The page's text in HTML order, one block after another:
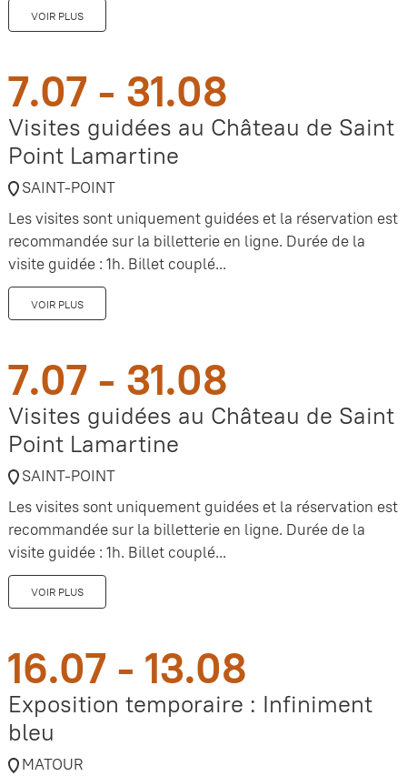
VOIR PLUS
7.07 - 31.08
Visites guidées au Château de Saint
Point Lamartine
SAINT-POINT
Les visites sont uniquement guidées et la réservation est
recommandée sur la billetterie en ligne. Durée de la
visite guidée : 1h. Billet couplé...
VOIR PLUS
7.07 - 31.08
Visites guidées au Château de Saint
Point Lamartine
SAINT-POINT
Les visites sont uniquement guidées et la réservation est
recommandée sur la billetterie en ligne. Durée de la
visite guidée : 1h. Billet couplé...
VOIR PLUS
16.07 - 13.08
Exposition temporaire : Infiniment
bleu
MATOUR